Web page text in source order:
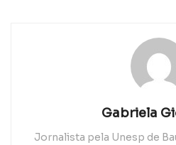
Gabriela
Jornalista pela Unesp de